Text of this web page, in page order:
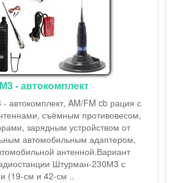
автокомплект
AM/FM cb рация с
съёмным противовесом,
зарядным устройством от
автомобильным адаптером,
антенной.Вариант
Штурман-230М3 с
см и 42-см ..